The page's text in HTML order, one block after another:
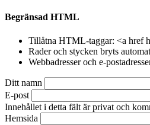
Begränsad HTML
Tillåtna HTML-taggar: <a href
Rader och stycken bryts
Webbadresser och e-
Ditt namn
E-post
Innehållet i detta fält är privat och
Hemsida